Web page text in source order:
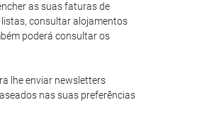
as suas faturas de
consultar alojamentos
poderá consultar os
lhe enviar newsletters
nas suas preferências